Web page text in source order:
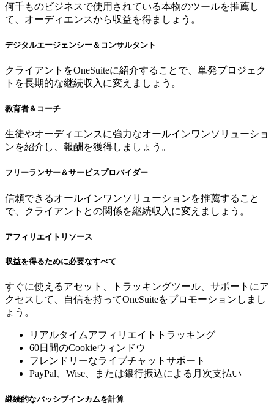
何千ものビジネスで使用されている本物のツールを推薦し
て、オーディエンスから収益を得ましょう。
デジタルエージェンシー＆コンサルタント
クライアントをOneSuiteに紹介することで、単発プロジェク
トを長期的な継続収入に変えましょう。
教育者＆コーチ
生徒やオーディエンスに強力なオールインワンソリューショ
ンを紹介し、報酬を獲得しましょう。
フリーランサー＆サービスプロバイダー
信頼できるオールインワンソリューションを推薦すること
で、クライアントとの関係を継続収入に変えましょう。
アフィリエイトリソース
収益を得るために必要なすべて
すぐに使えるアセット、トラッキングツール、サポートにア
クセスして、自信を持ってOneSuiteをプロモーションしまし
ょう。
リアルタイムアフィリエイトトラッキング
60日間のCookieウィンドウ
フレンドリーなライブチャットサポート
PayPal、Wise、または銀行振込による月次支払い
継続的なパッシブインカムを計算